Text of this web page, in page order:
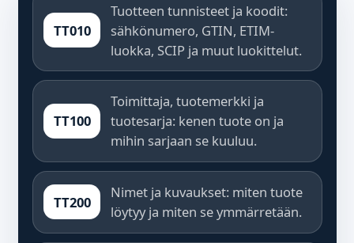
TT010
Tuotteen tunnisteet ja koodit:
sähkönumero, GTIN, ETIM-
luokka, SCIP ja muut luokittelut.
TT100
Toimittaja, tuotemerkki ja
tuotesarja: kenen tuote on ja
mihin sarjaan se kuuluu.
TT200
Nimet ja kuvaukset: miten tuote
löytyy ja miten se ymmärretään.